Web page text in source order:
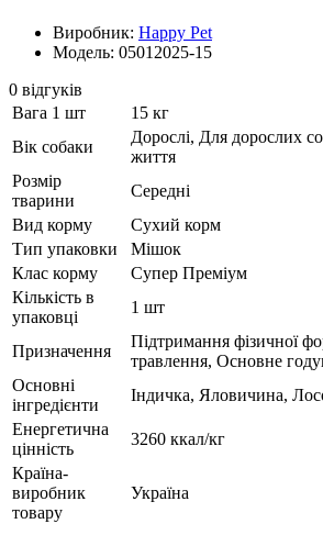
Виробник: Happy Pet
Модель: 05012025-15
0 відгуків
Вага 1 шт
15 кг
Вік собаки
Дорослі, Для дорослих
життя
Розмір
тварини
Середні
Вид корму
Сухий корм
Тип упаковки
Мішок
Клас корму
Супер Преміум
Кількість в
упаковці
1 шт
Призначення
Підтримання фізичної
травлення, Основне
Основні
інгредієнти
Індичка, Яловичина,
Енергетична
цінність
3260 ккал/кг
Країна-
виробник
товару
Україна